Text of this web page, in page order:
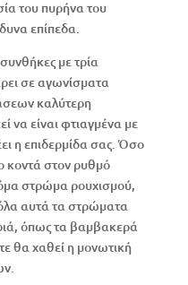
του πυρήνα του
επίπεδα.
με τρία
σε αγωνίσματα
καλύτερη
να είναι φτιαγμένα με
η επιδερμίδα σας. Όσο
κοντά στον ρυθμό
στρώμα ρουχισμού,
αυτά τα στρώματα
όπως τα βαμβακερά
θα χαθεί η μονωτική